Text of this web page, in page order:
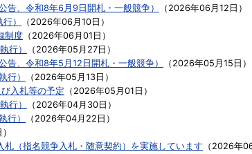
告、令和8年6月9日開札・一般競争）
（ 2026年06月12日 ）
）
（ 2026年06月10日 ）
制度 （ 2026年06月01日 ）
行）
（ 2026年05月27日 ）
告、令和8年5月12日開札・一般競争）
（ 2026年05月15日 ）
行）
（ 2026年05月13日 ）
入札等の予定 （ 2026年05月01日 ）
行）
（ 2026年04月30日 ）
行）
（ 2026年04月22日 ）
）
札（指名競争入札・随意契約）を実施しています （ 2026年